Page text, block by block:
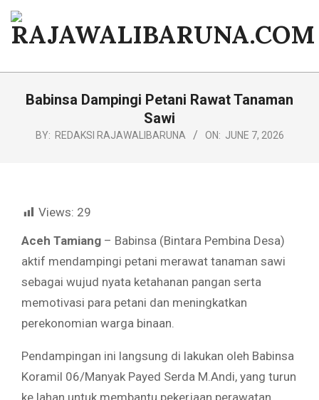
Skip
content
Primary
Babinsa Dampingi Petani Rawat Tanaman
Sawi
BY: REDAKSI RAJAWALIBARUNA ON: JUNE 7, 2026
Views: 29
Aceh Tamiang – Babinsa (Bintara Pembina Desa)
aktif mendampingi petani merawat tanaman sawi
sebagai wujud nyata ketahanan pangan serta
memotivasi para petani dan meningkatkan
perekonomian warga binaan.
Pendampingan ini langsung di lakukan oleh Babinsa
Koramil 06/Manyak Payed Serda M.Andi, yang turun